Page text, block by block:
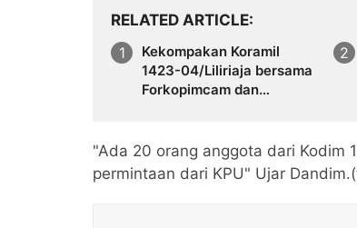
RELATED ARTICLE
Kekompakan Koramil
1423-04/Liliriaja bersama
Forkopimcam dan
"Ada 20 orang anggota dari Kodim
permintaan dari KPU" Ujar